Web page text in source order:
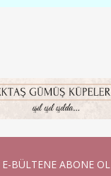
E-BÜLTENE ABONE OL